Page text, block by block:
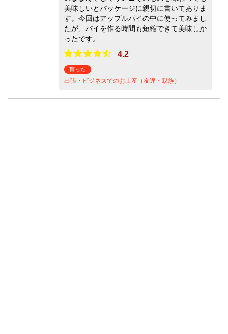
美味しいとパッケージに親切に書いてありま
す。今回はアップルパイの中に使ってみまし
たが、パイを作る時間も短縮できて美味しか
ったです。
4.2
貰った
出張・ビジネスでのお土産（友達・親族）